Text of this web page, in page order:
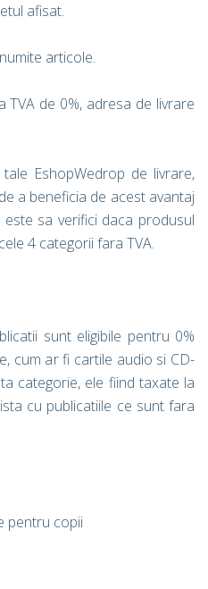
afisat.
articole.
de 0%, adresa de livrare
EshopWedrop de livrare,
a beneficia de acest avantaj
sa verifici daca produsul
4 categorii fara TVA.
sunt eligibile pentru 0%
cum ar fi cartile audio si CD-
categorie, ele fiind taxate la
cu publicatiile ce sunt fara
pentru copii